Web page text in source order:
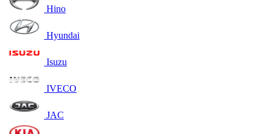
Hino
Hyundai
Isuzu
IVECO
JAC